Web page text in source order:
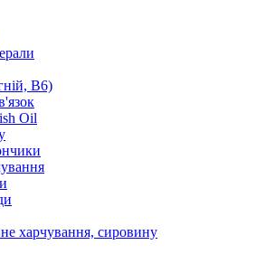
В6)
Oil
харчування, сировину